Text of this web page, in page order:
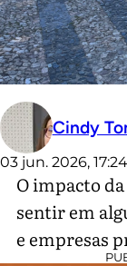
Cindy
03 jun. 2026, 17:24
O impacto
sentir em
e empresas